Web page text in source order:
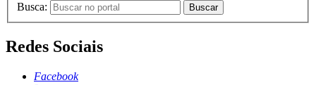
Busca: Buscar
Redes Sociais
Facebook